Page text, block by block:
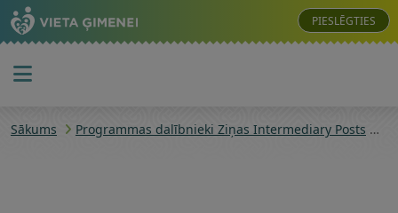
PIESLĒGTIES
Sākums Programmas dalībnieki Ziņas Intermediary Posts